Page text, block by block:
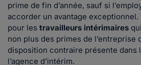
prime de fin d’année, sauf si
accorder un avantage exceptionnel.
pour les travailleurs intérimaires
non plus des primes de l’entreprise
disposition contraire présente dans
l’agence d’intérim.